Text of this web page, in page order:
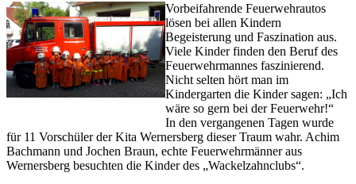
Vorbeifahrende Feuerwehrautos
lösen bei allen Kindern
Begeisterung und Faszination aus.
Viele Kinder finden den Beruf des
Feuerwehrmannes faszinierend.
Nicht selten hört man im
Kindergarten die Kinder sagen: „Ich
wäre so gern bei der Feuerwehr!“
In den vergangenen Tagen wurde
für 11 Vorschüler der Kita Wernersberg dieser Traum wahr. Achim
Bachmann und Jochen Braun, echte Feuerwehrmänner aus
Wernersberg besuchten die Kinder des „Wackelzahnclubs“.